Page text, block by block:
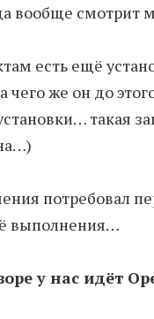
вообще смотрит
есть ещё
чего же он до
такая
потребовал
выполнения…
у нас идёт